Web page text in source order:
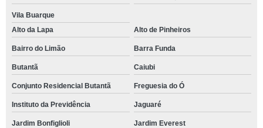
Vila Buarque
Alto da Lapa
Alto de Pinheiros
Bairro do Limão Barra Funda
Butantã Caiubi
Conjunto Residencial Butantã Freguesia do Ó
Instituto da Previdência Jaguaré
Jardim Bonfiglioli Jardim Everest